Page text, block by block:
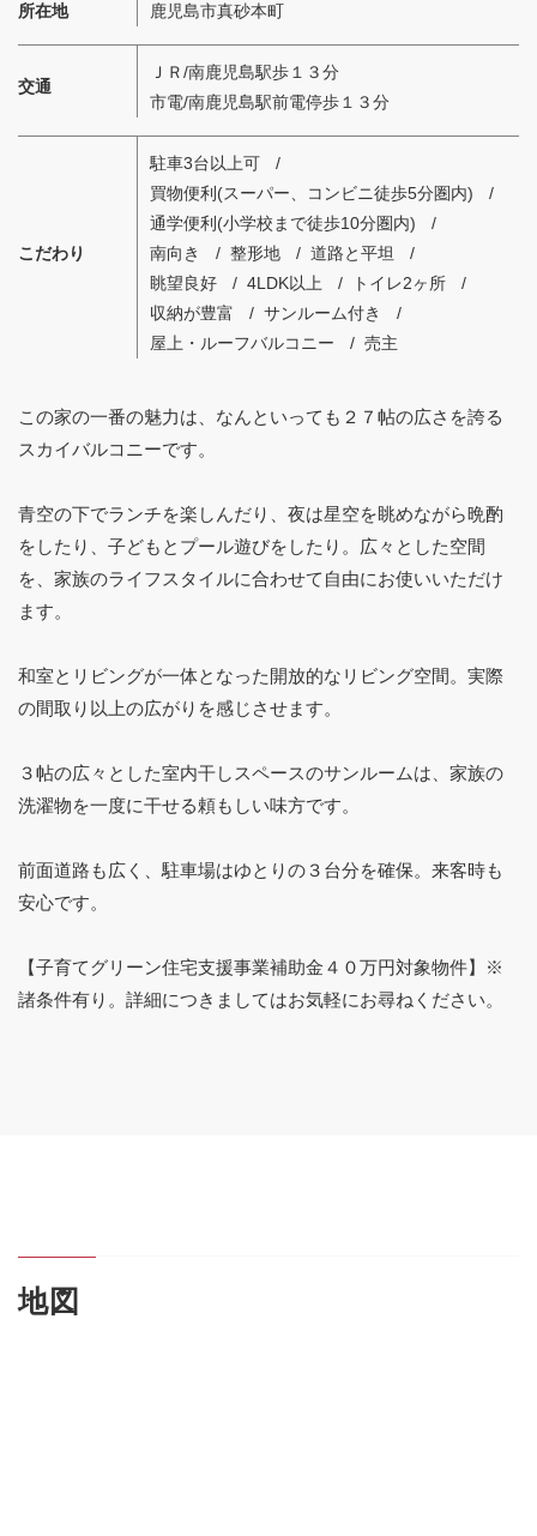
所在地 鹿児島市真砂本町
交通
ＪＲ/南鹿児島駅歩１３分
市電/南鹿児島駅前電停歩１３分
こだわり
駐車3台以上可
買物便利(スーパー、コンビニ徒歩5分圏内)
通学便利(小学校まで徒歩10分圏内)
南向き
整形地
道路と平坦
眺望良好
4LDK以上
トイレ2ヶ所
収納が豊富
サンルーム付き
屋上・ルーフバルコニー
売主
この家の一番の魅力は、なんといっても２７帖の広さを誇る
スカイバルコニーです。
青空の下でランチを楽しんだり、夜は星空を眺めながら晩酌
をしたり、子どもとプール遊びをしたり。広々とした空間
を、家族のライフスタイルに合わせて自由にお使いいただけ
ます。
和室とリビングが一体となった開放的なリビング空間。実際
の間取り以上の広がりを感じさせます。
３帖の広々とした室内干しスペースのサンルームは、家族の
洗濯物を一度に干せる頼もしい味方です。
前面道路も広く、駐車場はゆとりの３台分を確保。来客時も
安心です。
【子育てグリーン住宅支援事業補助金４０万円対象物件】※
諸条件有り。詳細につきましてはお気軽にお尋ねください。
地図